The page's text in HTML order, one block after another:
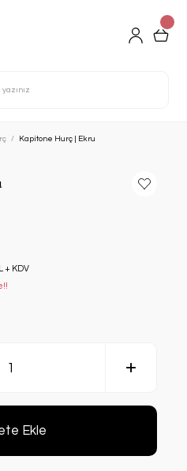
Kapitone Hurç | Ekru
+ KDV
Ekle